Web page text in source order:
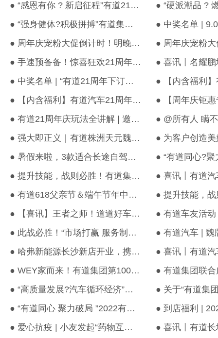
● “感恩有你 ? 新启征程”有道21周年团建活动圆满结束！
● “强身健体?积极拼搏”有道集团21周年体育节圆满结束！
● 周年庆宠粉大促倒计时！明晚超多低价养车爆品够给力，开播狂撒惊...
● 手速预备备！惊喜狂欢21周年庆直播清单提前公开，好货好价嗨翻全...
● 中奖名单 | “有道21周年下订直播抽奖”活动中奖名单来啦！速来...
● 【内含福利】有道汽车21周年庆，魏牌购车钜惠畅享十重豪礼
● 有道21周年庆玩法全讲解 | 邀请好友赢好礼！
● 强大即正义｜有道株洲天元魏牌&坦克店首台坦克500Hi4-T 交付仪式...
● 暑假来啦，3款适合长途自驾游的车型推荐，内含自驾路线攻略哦
● 提升技能，战则必胜！有道集团第一届“售后菁英特训营”圆满收官
● 有道618父亲节＆端午节年中购车惠-活动圆满结束！
● 【喜讯】王者之师！道道好车战队荣获全国金牌评估师称号
● 此战必胜！“市场打赢 服务制胜”有道集团2023决胜新终端“百日...
● 哈弗新能源长沙新店开业，携枭龙系列重磅亮相
● WEY家而来！有道集团第100台蓝山DHT-PHEV交车仪式圆满举行！
● “高质量发展?汽车循环经济”第三届有道汽车集团共创大会圆满结...
● “有道同心 聚力破局 ”2022有道汽车集团年会圆满结束！
● 爱心抗疫 | 小友发起“药物互助”车友活动